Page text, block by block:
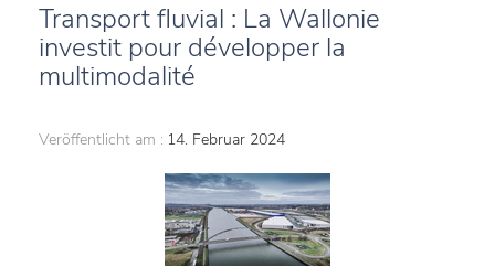
Transport fluvial : La Wallonie
investit pour développer la
multimodalité
Veröffentlicht am : 14. Februar 2024